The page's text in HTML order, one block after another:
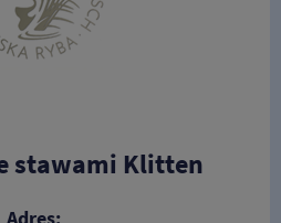
stawami Klitten